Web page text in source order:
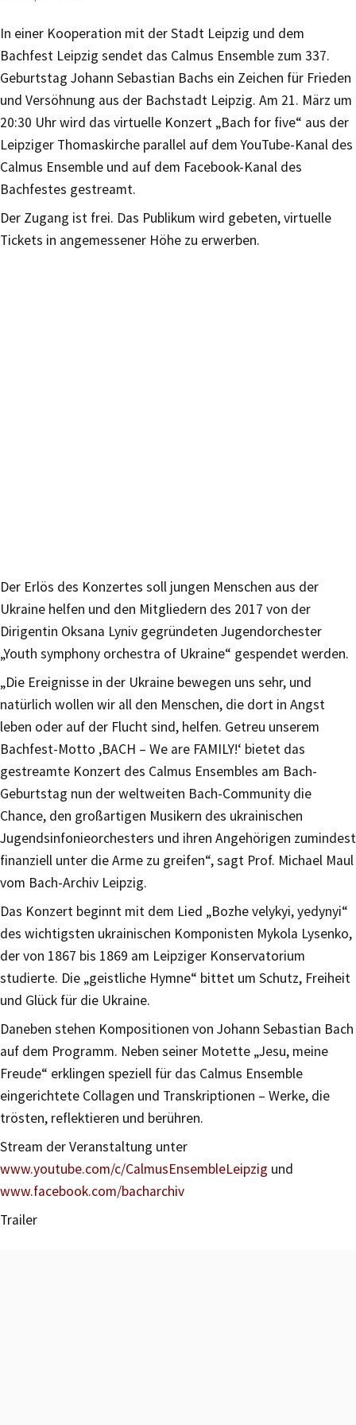
In einer Kooperation mit der Stadt Leipzig und dem
Bachfest Leipzig sendet das Calmus Ensemble zum 337.
Geburtstag Johann Sebastian Bachs ein Zeichen für Frieden
und Versöhnung aus der Bachstadt Leipzig. Am 21. März um
20:30 Uhr wird das virtuelle Konzert „Bach for five“ aus der
Leipziger Thomaskirche parallel auf dem YouTube-Kanal des
Calmus Ensemble und auf dem Facebook-Kanal des
Bachfestes gestreamt.
Der Zugang ist frei. Das Publikum wird gebeten, virtuelle
Tickets in angemessener Höhe zu erwerben.
Der Erlös des Konzertes soll jungen Menschen aus der
Ukraine helfen und den Mitgliedern des 2017 von der
Dirigentin Oksana Lyniv gegründeten Jugendorchester
„Youth symphony orchestra of Ukraine“ gespendet werden.
„Die Ereignisse in der Ukraine bewegen uns sehr, und
natürlich wollen wir all den Menschen, die dort in Angst
leben oder auf der Flucht sind, helfen. Getreu unserem
Bachfest-Motto ‚BACH – We are FAMILY!‘ bietet das
gestreamte Konzert des Calmus Ensembles am Bach-
Geburtstag nun der weltweiten Bach-Community die
Chance, den großartigen Musikern des ukrainischen
Jugendsinfonieorchesters und ihren Angehörigen zumindest
finanziell unter die Arme zu greifen“, sagt Prof. Michael Maul
vom Bach-Archiv Leipzig.
Das Konzert beginnt mit dem Lied „Bozhe velykyi, yedynyi“
des wichtigsten ukrainischen Komponisten Mykola Lysenko,
der von 1867 bis 1869 am Leipziger Konservatorium
studierte. Die „geistliche Hymne“ bittet um Schutz, Freiheit
und Glück für die Ukraine.
Daneben stehen Kompositionen von Johann Sebastian Bach
auf dem Programm. Neben seiner Motette „Jesu, meine
Freude“ erklingen speziell für das Calmus Ensemble
eingerichtete Collagen und Transkriptionen – Werke, die
trösten, reflektieren und berühren.
Stream der Veranstaltung unter
www.youtube.com/c/CalmusEnsembleLeipzig und
www.facebook.com/bacharchiv
Trailer